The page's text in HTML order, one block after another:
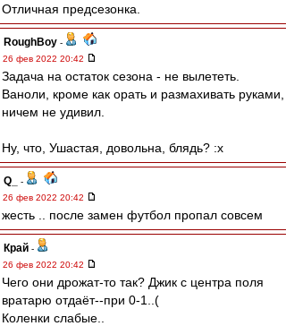
Отличная предсезонка.
RoughBoy -
26 фев 2022 20:42
Задача на остаток сезона - не вылететь.
Ваноли, кроме как орать и размахивать руками,
ничем не удивил.
Ну, что, Ушастая, довольна, блядь? :x
Q_
-
26 фев 2022 20:42
жесть .. после замен футбол пропал совсем
Край -
26 фев 2022 20:42
Чего они дрожат-то так? Джик с центра поля
вратарю отдаёт--при 0-1..(
Коленки слабые..